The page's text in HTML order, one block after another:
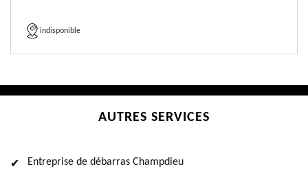
indisponible
AUTRES SERVICES
Entreprise de débarras Champdieu